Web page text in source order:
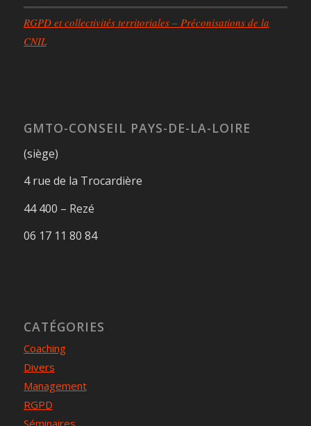
RGPD et collectivités territoriales – Préconisations de la
CNIL
GMTO-CONSEIL PAYS-DE-LA-LOIRE
(siège)
4 rue de la Trocardière
44 400 – Rezé
06 17 11 80 84
CATÉGORIES
Coaching
Divers
Management
RGPD
Séminaires